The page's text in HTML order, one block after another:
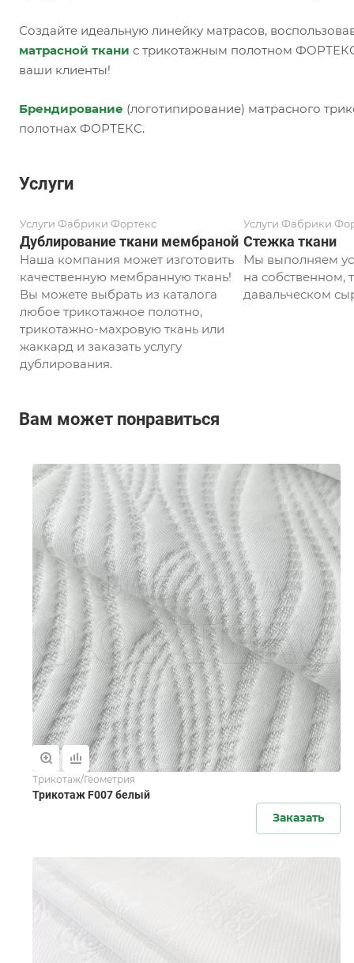
Создайте идеальную линейку матрасов,
матрасной ткани с трикотажным полотном
ваши клиенты!
Брендирование (логотипирование) матрасного
полотнах ФОРТЕКС.
Услуги
Услуги Фабрики Фортекс
Дублирование ткани мембраной
Наша компания может изготовить
качественную мембранную ткань!
Вы можете выбрать из каталога
любое трикотажное полотно,
трикотажно-махровую ткань или
жаккард и заказать услугу
дублирования.
Услуги Фабрики
Стежка ткани
Мы выполняем
на собственном,
давальческом
Вам может понравиться
Трикотаж/Геометрия
Трикотаж F007 белый
Заказать